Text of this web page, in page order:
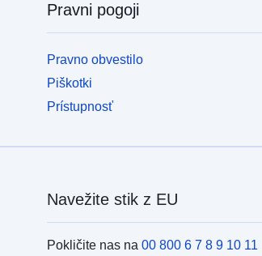
Pravni pogoji
Pravno obvestilo
Piškotki
Prístupnosť
Navežite stik z EU
Pokličite nas na 00 800 6 7 8 9 10 11